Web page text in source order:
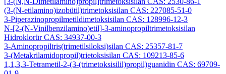
(3-(N-etilamino)izobütil)trimetoksisilan CAS: 227085-51-0
3-Piperazinopropilmetildimetoksisilan CAS: 128996-12-3
N-[2-(N-Vinilbenzilamino)etil]-3-aminopropiltrimetoksisilan
Hidroklorür CAS: 34937-00-3
3-Aminopropiltris(trimetilsiloksi)silan CAS: 25357-81-7
3-(Metakrilamidopropil)trietoksisilan CAS: 109213-85-6
1,1,3,3-Tetrametil-2-(3-(trimetoksisilil)propil)guanidin CAS: 69709-